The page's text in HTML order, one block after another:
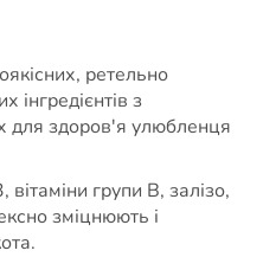
ретельно
інгредієнтів з
для здоров'я улюбленця
вітаміни групи В, залізо,
зміцнюють і